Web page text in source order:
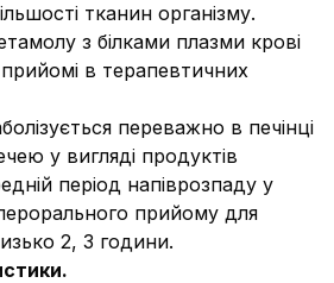
тканин організму.
з білками плазми крові
в терапевтичних
переважно в печінці
у вигляді продуктів
період напіврозпаду у
перорального прийому для
2, 3 години.